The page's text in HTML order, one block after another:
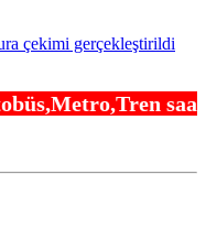
çekimi gerçekleştirildi
saatleri